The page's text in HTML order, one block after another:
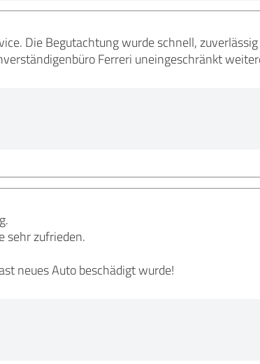
Die Begutachtung wurde schnell,
Ferreri uneingeschränkt
sehr zufrieden.
neues Auto beschädigt wurde!